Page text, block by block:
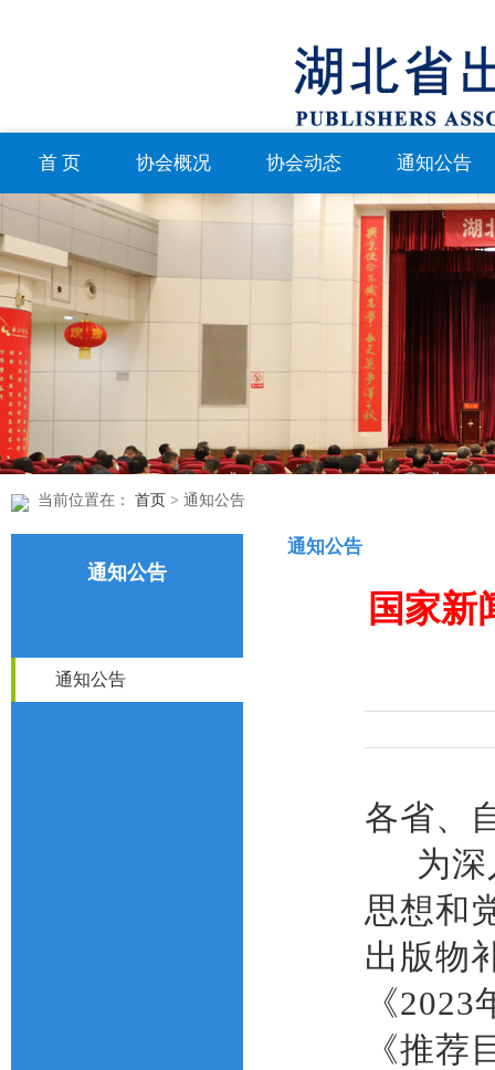
首 页 协会概况 协会动态 通知公告
当前位置在： 首页 > 通知公告
通知公告
通知公告
通知公告
国家新
各省、
为
思想和
出版物
《2023
《推荐